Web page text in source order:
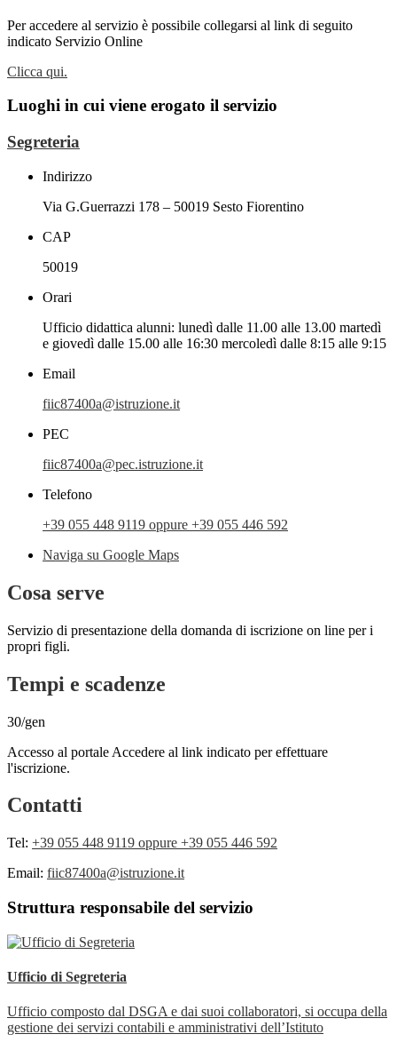
Per accedere al servizio è possibile collegarsi al link di seguito
indicato Servizio Online
Clicca qui.
Luoghi in cui viene erogato il servizio
Segreteria
Indirizzo
Via G.Guerrazzi 178 – 50019 Sesto Fiorentino
CAP
50019
Orari
Ufficio didattica alunni: lunedì dalle 11.00 alle 13.00 martedì
e giovedì dalle 15.00 alle 16:30 mercoledì dalle 8:15 alle 9:15
Email
fiic87400a@istruzione.it
PEC
fiic87400a@pec.istruzione.it
Telefono
+39 055 448 9119 oppure +39 055 446 592
Naviga su Google Maps
Cosa serve
Servizio di presentazione della domanda di iscrizione on line per i
propri figli.
Tempi e scadenze
30/gen
Accesso al portale Accedere al link indicato per effettuare
l'iscrizione.
Contatti
Tel: +39 055 448 9119 oppure +39 055 446 592
Email: fiic87400a@istruzione.it
Struttura responsabile del servizio
Ufficio di Segreteria
Ufficio composto dal DSGA e dai suoi collaboratori, si occupa della
gestione dei servizi contabili e amministrativi dell’Istituto